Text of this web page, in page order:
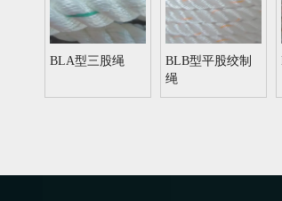
BLA型三股绳
BLB型平股绞制
绳